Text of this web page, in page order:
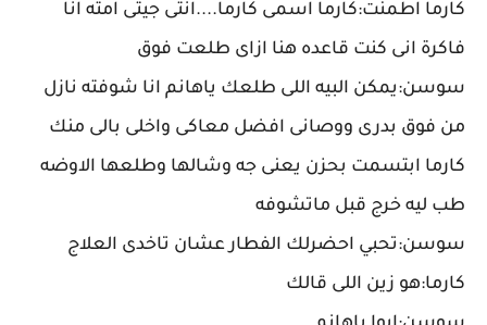
كارما اطمنت:كارما اسمى كارما....انتى جيتى امته انا
فاكرة انى كنت قاعده هنا ازاى طلعت فوق
سوسن:يمكن البيه اللى طلعك ياهانم انا شوفته نازل
من فوق بدرى ووصانى افضل معاكى واخلى بالى منك
كارما ابتسمت بحزن يعنى جه وشالها وطلعها الاوضه
طب ليه خرج قبل ماتشوفه
سوسن:تحبي احضرلك الفطار عشان تاخدى العلاج
كارما:هو زين اللى قالك